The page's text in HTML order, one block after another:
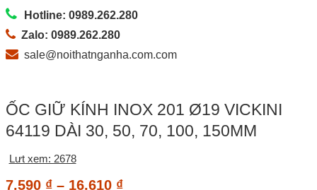
Hotline: 0989.262.280
Zalo: 0989.262.280
sale@noithatnganha.com.com
ỐC GIỮ KÍNH INOX 201 Ø19 VICKINI
64119 DÀI 30, 50, 70, 100, 150MM
Lưt xem: 2678
7.590 ₫ – 16.610 ₫Khoảng